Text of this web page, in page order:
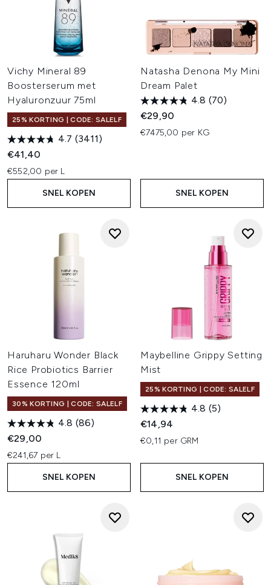
Vichy Mineral 89
Boosterserum met
Hyaluronzuur 75ml
25% KORTING | CODE: SALELF
4.7 (3411)
€41,40
€552,00 per L
SNEL KOPEN
Natasha Denona My Mini
Dream Palet
4.8 (70)
€29,90
€7475,00 per KG
SNEL KOPEN
Haruharu Wonder Black
Rice Probiotics Barrier
Essence 120ml
30% KORTING | CODE: SALELF
4.8 (86)
€29,00
€241,67 per L
SNEL KOPEN
Maybelline Grippy Setting
Mist
25% KORTING | CODE: SALELF
4.8 (5)
€14,94
€0,11 per GRM
SNEL KOPEN